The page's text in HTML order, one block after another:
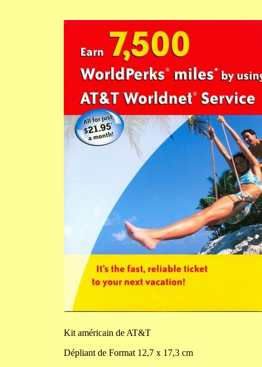
Kit américain de AT&T
Dépliant de Format 12,7 x 17,3 cm